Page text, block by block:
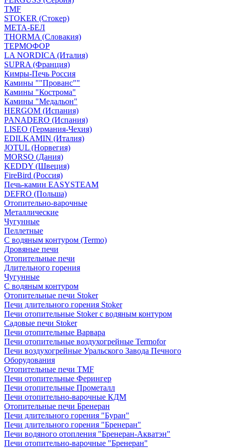
TMF
STOKER (Стокер)
МЕТА-БЕЛ
THORMA (Словакия)
ТЕРМОФОР
LA NORDICA (Италия)
SUPRA (Франция)
Кимры-Печь Россия
Камины ""Прованс""
Камины "Кострома"
Камины "Медальон"
HERGOM (Испания)
PANADERO (Испания)
LISEO (Германия-Чехия)
EDILKAMIN (Италия)
JOTUL (Норвегия)
MORSO (Дания)
KEDDY (Швеция)
FireBird (Россия)
Печь-камин EASYSTEAM
DEFRO (Польша)
Отопительно-варочные
Металлические
Чугунные
Пеллетные
С водяным контуром (Termo)
Дровяные печи
Отопительные печи
Длительного горения
Чугунные
C водяным контуром
Отопительные печи Stoker
Печи длительного горения Stoker
Печи отопительные Stoker с водяным контуром
Садовые печи Stoker
Печи отопительные Варвара
Печи отопительные воздухогрейные Termofor
Печи воздухогрейные Уральского Завода Печного
Оборудования
Отопительные печи TMF
Печи отопительные Ферингер
Печи отопительные Прометалл
Печи отопительно-варочные КДМ
Отопительные печи Бренеран
Печи длительного горения "Буран"
Печи длительного горения "Бренеран"
Печи водяного отопления "Бренеран-Акватэн"
Печи отопительно-варочные "Бренеран"